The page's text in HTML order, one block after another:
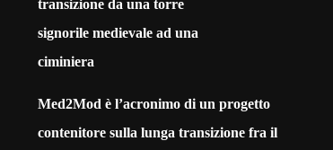
Med2Mod è l’acronimo di un progetto
contenitore sulla lunga transizione fra il